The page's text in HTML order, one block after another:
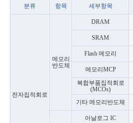
분류 항목 세부항목
전자집적회로
메모리
반도체
DRAM
SRAM
Flash 메모리
메모리MCP
복합부품집적회로
(MCOs)
기타 메모리반도체
아날로그 IC